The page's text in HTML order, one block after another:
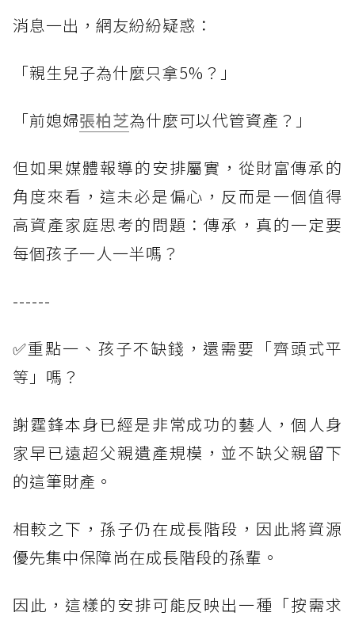
消息一出，網友紛紛疑惑：
「親生兒子為什麼只拿5%？」
「前媳婦張柏芝為什麼可以代管資產？」
但如果媒體報導的安排屬實，從財富傳承的
角度來看，這未必是偏心，反而是一個值得
高資產家庭思考的問題：傳承，真的一定要
每個孩子一人一半嗎？
------
✅重點一、孩子不缺錢，還需要「齊頭式平
等」嗎？
謝霆鋒本身已經是非常成功的藝人，個人身
家早已遠超父親遺產規模，並不缺父親留下
的這筆財產。
相較之下，孫子仍在成長階段，因此將資源
優先集中保障尚在成長階段的孫輩。
因此，這樣的安排可能反映出一種「按需求